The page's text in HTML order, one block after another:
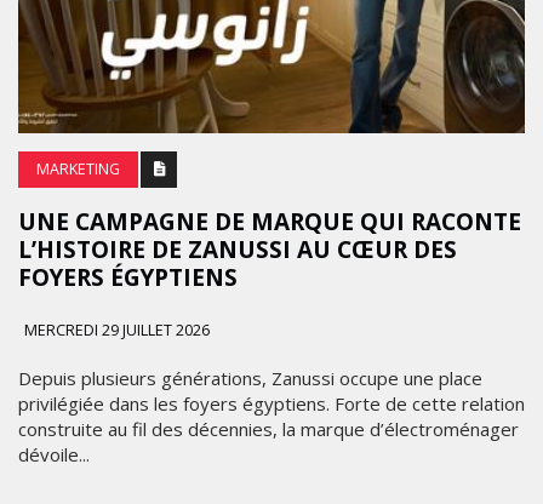
MARKETING
UNE CAMPAGNE DE MARQUE QUI RACONTE
L’HISTOIRE DE ZANUSSI AU CŒUR DES
FOYERS ÉGYPTIENS
MERCREDI 29 JUILLET 2026
Depuis plusieurs générations, Zanussi occupe une place
privilégiée dans les foyers égyptiens. Forte de cette relation
construite au fil des décennies, la marque d’électroménager
dévoile...